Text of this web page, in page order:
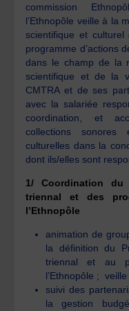
commission
l’Ethnopôle veille à la
scientifique et
programme d’actions
dans le champ de la
scientifique et de la
CMTRA et de ses
avec la salariée
coordination, et
collections
culturelles dans la
dont ils/elles sont
1/ Coordination du
triennal et des
l’Ethnopôle
animation de
la définition du
triennal et au
l’Ethnopôle ;
suivi des
la gestion